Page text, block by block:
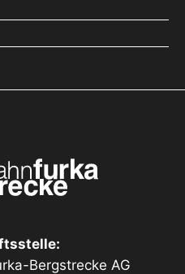
Bergstrecke AG